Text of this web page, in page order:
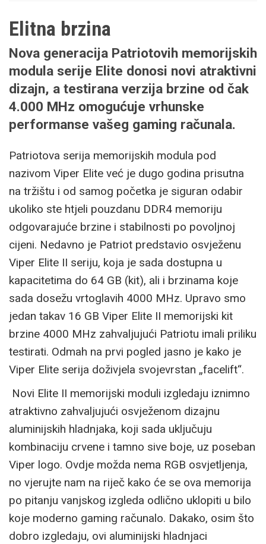
Elitna brzina
Nova generacija Patriotovih memorijskih
modula serije Elite donosi novi atraktivni
dizajn, a testirana verzija brzine od čak
4.000 MHz omogućuje vrhunske
performanse vašeg gaming računala.
Patriotova serija memorijskih modula pod
nazivom Viper Elite već je dugo godina prisutna
na tržištu i od samog početka je siguran odabir
ukoliko ste htjeli pouzdanu DDR4 memoriju
odgovarajuće brzine i stabilnosti po povoljnoj
cijeni. Nedavno je Patriot predstavio osvježenu
Viper Elite II seriju, koja je sada dostupna u
kapacitetima do 64 GB (kit), ali i brzinama koje
sada dosežu vrtoglavih 4000 MHz. Upravo smo
jedan takav 16 GB Viper Elite II memorijski kit
brzine 4000 MHz zahvaljujući Patriotu imali priliku
testirati. Odmah na prvi pogled jasno je kako je
Viper Elite serija doživjela svojevrstan „facelift“.
Novi Elite II memorijski moduli izgledaju iznimno
atraktivno zahvaljujući osvježenom dizajnu
aluminijskih hladnjaka, koji sada uključuju
kombinaciju crvene i tamno sive boje, uz poseban
Viper logo. Ovdje možda nema RGB osvjetljenja,
no vjerujte nam na riječ kako će se ova memorija
po pitanju vanjskog izgleda odlično uklopiti u bilo
koje moderno gaming računalo. Dakako, osim što
dobro izgledaju, ovi aluminijski hladnjaci